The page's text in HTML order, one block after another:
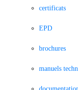
certificats
EPD
brochures
manuels